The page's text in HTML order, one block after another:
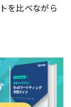
を比べながら